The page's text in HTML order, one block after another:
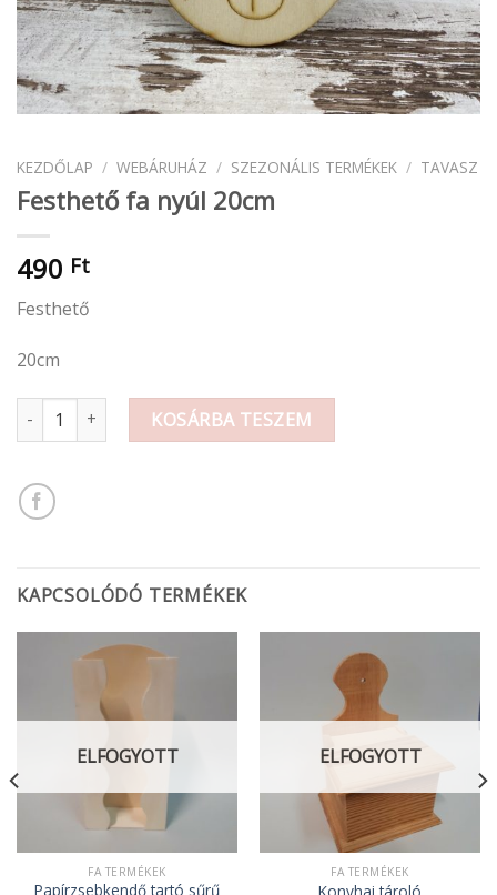
KEZDŐLAP / WEBÁRUHÁZ / SZEZONÁLIS TERMÉKEK / TAVASZ
Festhető fa nyúl 20cm
490 Ft
Festhető
20cm
Festhető fa nyúl 20cm mennyiség
KOSÁRBA TESZEM
KAPCSOLÓDÓ TERMÉKEK
ELFOGYOTT
FA TERMÉKEK
Papírzsebkendő tartó sűrű
ELFOGYOTT
FA TERMÉKEK